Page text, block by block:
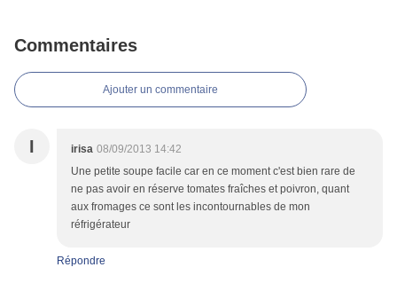
Commentaires
Ajouter un commentaire
I irisa 08/09/2013 14:42
Une petite soupe facile car en ce moment c'est bien rare de
ne pas avoir en réserve tomates fraîches et poivron, quant
aux fromages ce sont les incontournables de mon
réfrigérateur
Répondre